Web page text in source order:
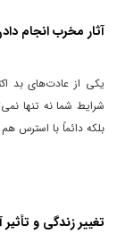
آثار مخرب انجام
یکی از عادت‌های بد
شرایط شما نه تنها
بلکه دائماً با استرس
تغییر زندگی و